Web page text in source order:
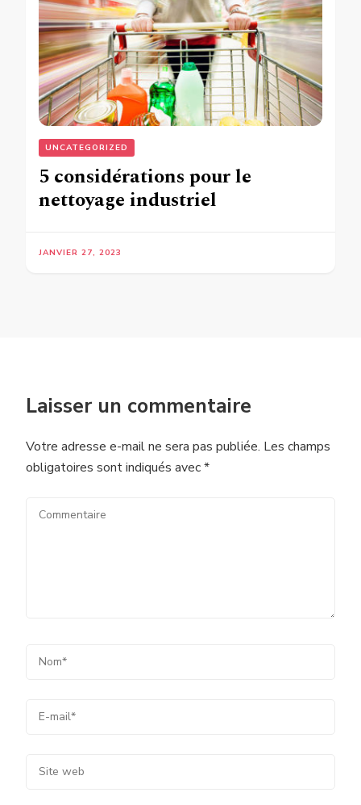
UNCATEGORIZED
5 considérations pour le
nettoyage industriel
JANVIER 27, 2023
Laisser un commentaire
Votre adresse e-mail ne sera pas publiée. Les champs
obligatoires sont indiqués avec*